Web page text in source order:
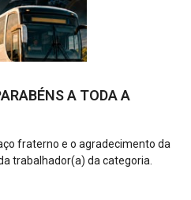
A TODA A
fraterno e o agradecimento da
trabalhador(a) da categoria.